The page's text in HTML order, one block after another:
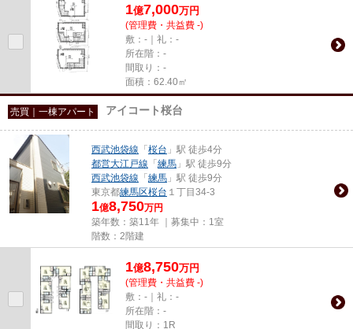
1億7,000万円
(管理費・共益費 -)
敷：-｜礼：-
所在階：-
間取り：-
面積：62.40㎡
売買｜一棟アパート アイコート桜台
西武池袋線 「 桜台 」駅 徒歩4分
都営大江戸線 「 練馬 」駅 徒歩9分
西武池袋線 「 練馬 」駅 徒歩9分
東京都練馬区桜台 １丁目34-3
1億8,750万円
築年数：築11年 ｜募集中： 1室
階数：2階建
1億8,750万円
(管理費・共益費 -)
敷：-｜礼：-
所在階：-
間取り：1R